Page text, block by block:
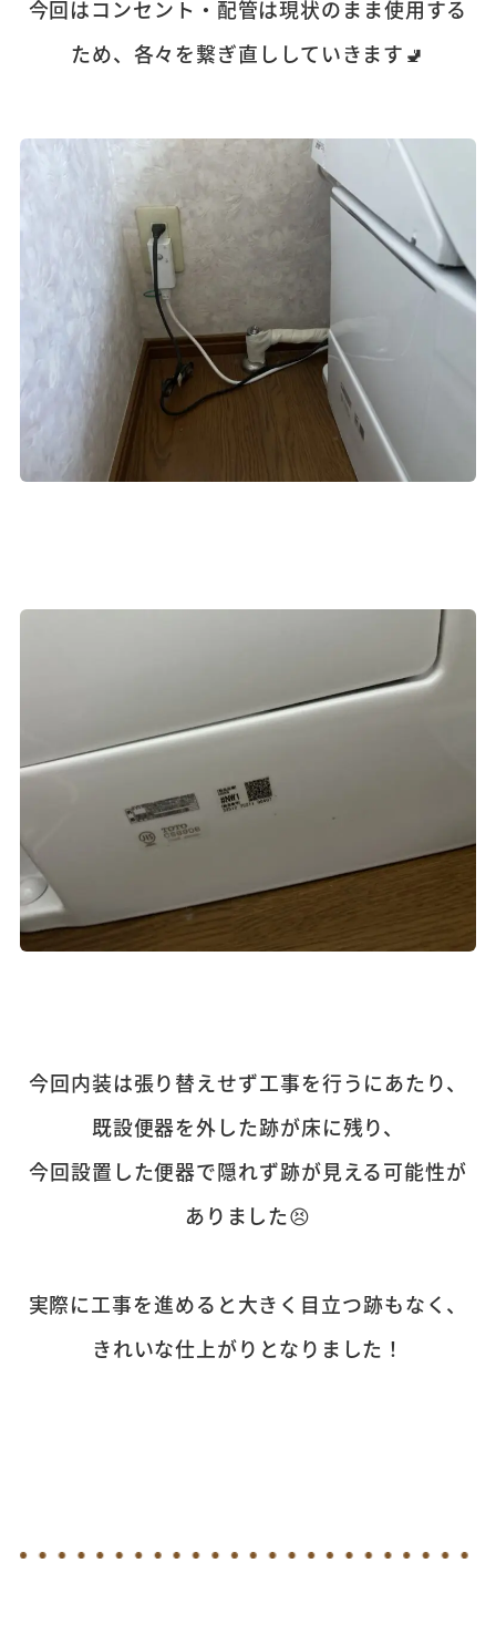
今回はコンセント・配管は現状のまま使用する
ため、各々を繋ぎ直ししていきます🚽
今回内装は張り替えせず工事を行うにあたり、
既設便器を外した跡が床に残り、
今回設置した便器で隠れず跡が見える可能性が
ありました😣
実際に工事を進めると大きく目立つ跡もなく、
きれいな仕上がりとなりました！